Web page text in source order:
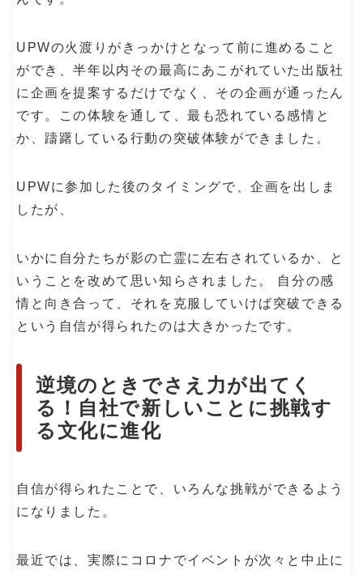
UPWの火渡りがきっかけとなって前に進めること
ができ、半年以内その最高にあこがれていた出版社
に企画を提案するだけでなく、その企画が通ったん
です。この体験を通して、最も恐れている感情と
か、躊躇している行動の突破体験ができました。
UPWに参加した後のタイミングで、企画を出しま
したが、
いかに自分たちが影の亡霊に左右されているか、と
いうことを改めて思い知らされました。 自分の感
情と向き合って、それを克服していけば突破できる
という自信が得られたのは大きかったです。
逆境のときでさえ力が出てく
る！自社で新しいことに挑戦す
る文化に進化
自信が得られたことで、いろんな挑戦ができるよう
になりました。
最近では、実際にコロナでイベントが次々と中止に